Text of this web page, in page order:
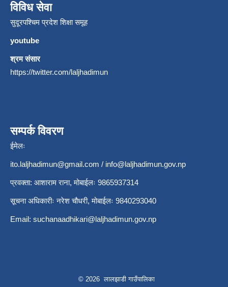
विविध सेवा
सुदूरपश्चिम प्रदेश शिक्षा समूह
youtube
श्रम संसार
https://twitter.com/laljhadimun
सम्पर्क विवरण
ईमेलः
ito.laljhadimun@gmail.com / info@laljhadimun.gov.np
प्रवक्ता: आशाराम राना, मोबाईलः 9865937314
सूचना अधिकारीः नरेश चौधरी, मोबाईलः 9840293040
Email: suchanaadhikari@laljhadimun.gov.np
© 2026 लालझाडी गाउँपालिका